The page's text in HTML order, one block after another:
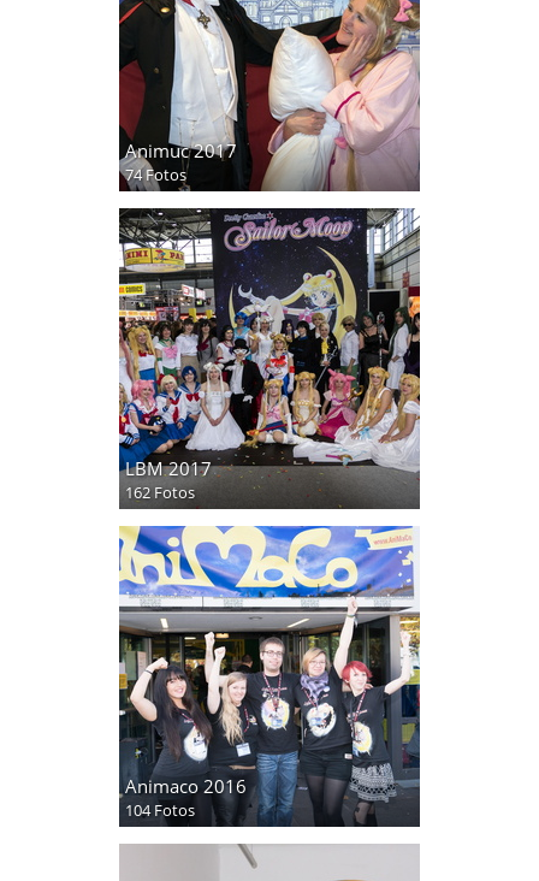
Animuc 2017
74 Fotos
LBM 2017
162 Fotos
Animaco 2016
104 Fotos